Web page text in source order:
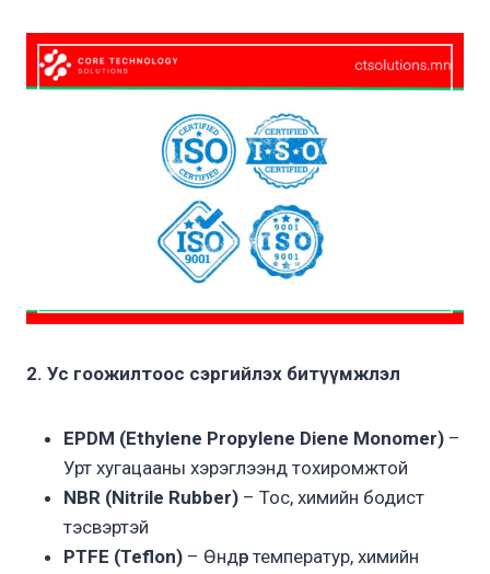
2. Ус гоожилтоос сэргийлэх битүүмжлэл
EPDM (Ethylene Propylene Diene Monomer) –
Урт хугацааны хэрэглээнд тохиромжтой
NBR (Nitrile Rubber) – Тос, химийн бодист
тэсвэртэй
PTFE (Teflon) – Өндөр температур, химийн